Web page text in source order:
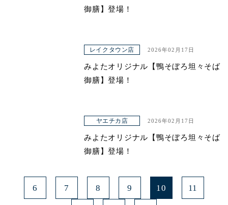
御膳】登場！
レイクタウン店 2026年02月17日
みよたオリジナル【鴨そぼろ坦々そば
御膳】登場！
ヤエチカ店 2026年02月17日
みよたオリジナル【鴨そぼろ坦々そば
御膳】登場！
6 7 8 9 10 11